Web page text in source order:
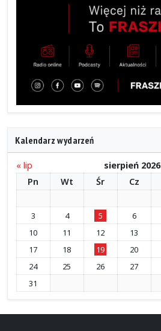
Kalendarz wydarzeń
« lip sierpień 2026
Pn
Wt Śr Cz
3
4 5 6
10
11 12 13
17
18 19 20
24
25 26 27
31